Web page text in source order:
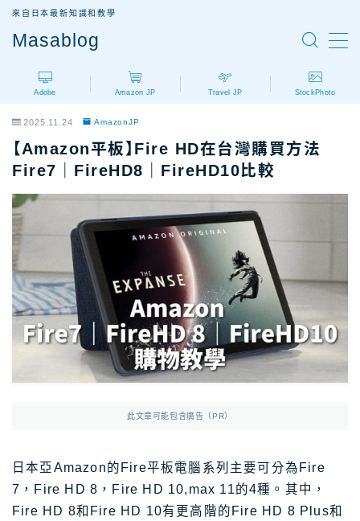
Masablog
來自日本最新知識和教學
AdobeCC｜學生優惠
AdobeCC｜續約優惠？
AdobeCC｜企業版
Photoshop價格
Illustrator價格
Premiere價格
Acrobat Pro價格
Photoshop Photoshop教學
日亞｜最新優惠券
日亞｜必買2025
Adobe Amazon JP Travel JP StockPhoto
2025.11.24 AmazonJP
【Amazon平板】Fire HD在台灣購買方法
Fire7｜FireHD8｜FireHD10比較
此文章可能包含廣告（PR）
日本亞Amazon的Fire平板電腦系列主要可分為Fire
7，Fire HD 8，Fire HD 10,max 11的4種。其中，
Fire HD 8和Fire HD 10有更高階的Fire HD 8 Plus和